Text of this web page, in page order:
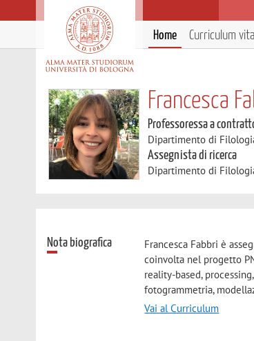
Home Curriculum
Francesca
Professoressa a
Dipartimento di
Assegnista di ricerca
Dipartimento di
Nota biografica
Francesca Fabbri è
coinvolta nel progetto
reality-based,
fotogrammetria,
Vai al Curriculum